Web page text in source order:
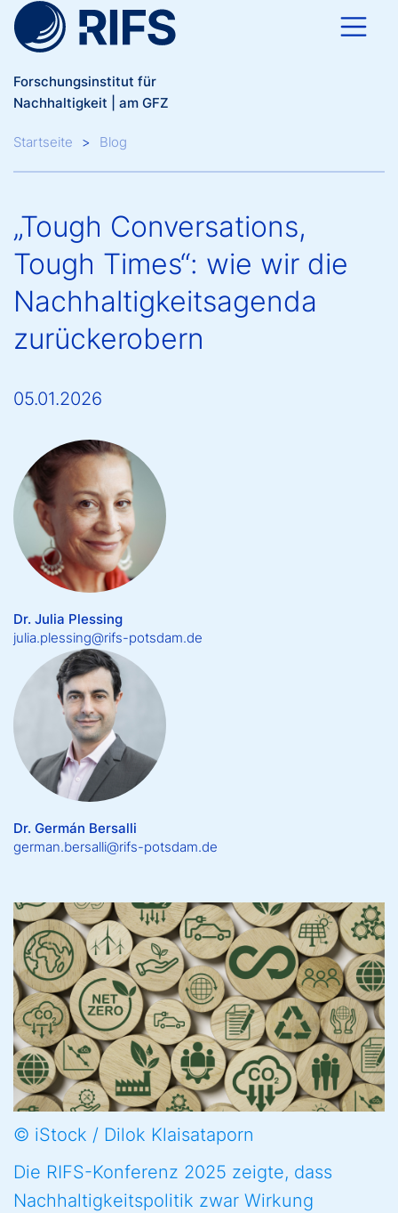
Direkt zum Inhalt
Forschungsinstitut für
Nachhaltigkeit | am GFZ
Breadcrumb
Startseite Blog
„Tough Conversations,
Tough Times“: wie wir die
Nachhaltigkeitsagenda
zurückerobern
05.01.2026
Dr. Julia Plessing
julia.plessing@rifs-potsdam.de
Dr. Germán Bersalli
german.bersalli@rifs-potsdam.de
© iStock / Dilok Klaisataporn
Die RIFS-Konferenz 2025 zeigte, dass
Nachhaltigkeitspolitik zwar Wirkung